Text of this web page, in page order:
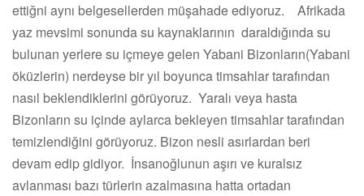
ettiğni aynı belgesellerden müşahade ediyoruz. Afrikada
yaz mevsimi sonunda su kaynaklarının daraldığında su
bulunan yerlere su içmeye gelen Yabani Bizonların(Yabani
öküzlerin) nerdeyse bir yıl boyunca timsahlar tarafından
nasıl beklendiklerini görüyoruz. Yaralı veya hasta
Bizonların su içinde aylarca bekleyen timsahlar tarafından
temizlendiğini görüyoruz. Bizon nesli asırlardan beri
devam edip gidiyor. İnsanoğlunun aşırı ve kuralsız
avlanması bazı türlerin azalmasına hatta ortadan